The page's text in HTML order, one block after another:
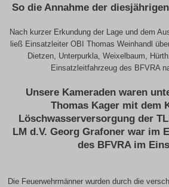
So die Annahme der
Nach kurzer Erkundung der Lage und dem
ließ Einsatzleiter OBI Thomas Weinhandl
Dietzen, Unterpurkla, Weixelbaum,
Einsatzleitfahrzeug des BFVRA
Unsere Kameraden waren
Thomas Kager mit dem
Löschwasserversorgung der
LM d.V. Georg Grafoner war im
des BFVRA im
Die Feuerwehrmänner wurden durch die